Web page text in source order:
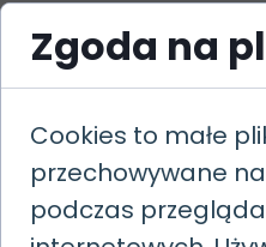
wsparcie
eksperta
(przed
Hipotecznym,
nazywanego
Zgoda na
Cookies to małe
przechowywane
podczas